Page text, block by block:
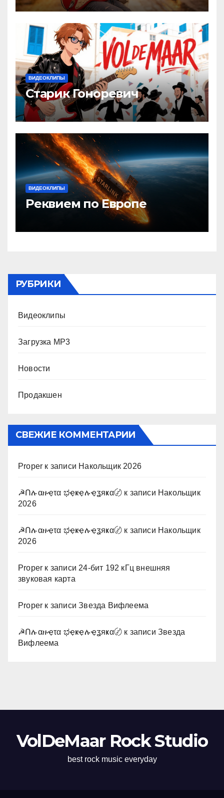
ВИДЕОКЛИПЫ
Старик Гоноревич
ВИДЕОКЛИПЫ
Реквием по Европе
РУБРИКИ
Видеоклипы
Загрузка MP3
Новости
Продакшен
СВЕЖИЕ КОММЕНТАРИИ
Proper к записи Накольщик 2026
☭Ոሉαዙҿτα ಭҿҝҿሉҿʓяҝα〄 к записи Накольщик
2026
☭Ոሉαዙҿτα ಭҿҝҿሉҿʓяҝα〄 к записи Накольщик
2026
Proper к записи 24-бит 192 кГц внешняя
звуковая карта
Proper к записиЗвезда Вифлеема
☭Ոሉαዙҿτα ಭҿҝҿሉҿʓяҝα〄 к записи Звезда
Вифлеема
VolDeMaar Rock Studio
best rock music everyday